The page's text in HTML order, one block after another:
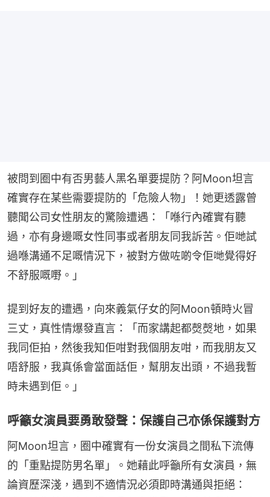
被問到圈中有否男藝人黑名單要提防？阿Moon坦言
確實存在某些需要提防的「危險人物」！她更透露曾
聽聞公司女性朋友的驚險遭遇：「喺行內確實有聽
過，亦有身邊嘅女性同事或者朋友同我訴苦。佢哋試
過喺溝通不足嘅情況下，被對方做咗啲令佢哋覺得好
不舒服嘅嘢。」
提到好友的遭遇，向來義氣仔女的阿Moon頓時火冒
三丈，真性情爆發直言：「而家講起都㷫㷫地，如果
我同佢拍，然後我知佢咁對我個朋友咁，而我朋友又
唔舒服，我真係會當面話佢，幫朋友出頭，不過我暫
時未遇到佢。」
呼籲女演員要勇敢發聲：保護自己亦係保護對方
阿Moon坦言，圈中確實有一份女演員之間私下流傳
的「重點提防男名單」。她藉此呼籲所有女演員，無
論資歷深淺，遇到不適情況必須即時溝通與拒絕：